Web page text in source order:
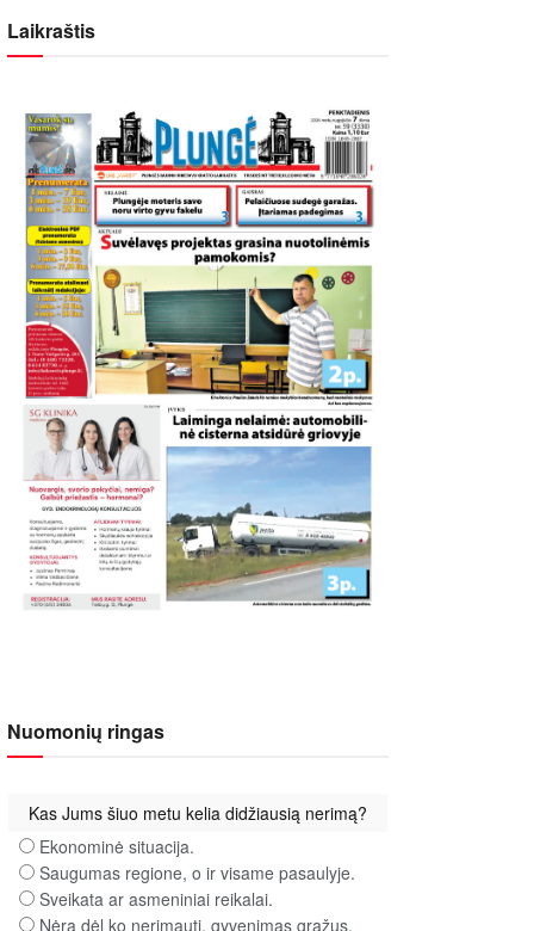
Laikraštis
Nuomonių ringas
Kas Jums šiuo metu kelia didžiausią nerimą?
Ekonominė situacija.
Saugumas regione, o ir visame pasaulyje.
Sveikata ar asmeniniai reikalai.
Nėra dėl ko nerimauti, gyvenimas gražus.